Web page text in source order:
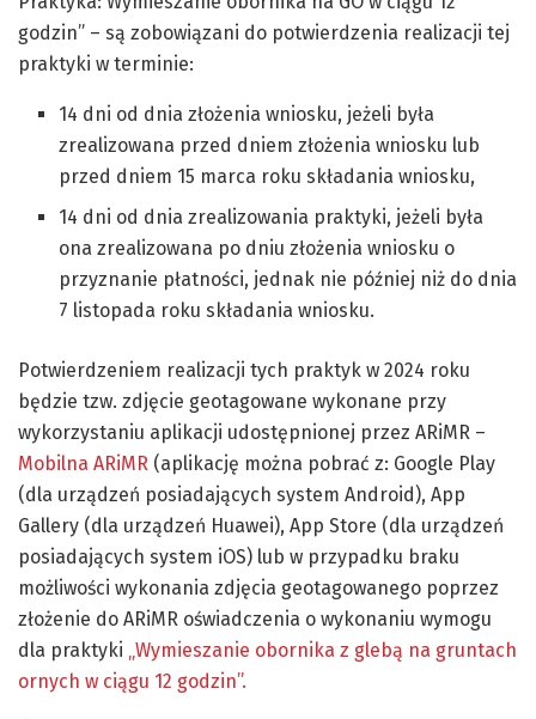
godzin” – są zobowiązani do potwierdzenia realizacji tej
praktyki w terminie:
14 dni od dnia złożenia wniosku, jeżeli była
zrealizowana przed dniem złożenia wniosku lub
przed dniem 15 marca roku składania wniosku,
14 dni od dnia zrealizowania praktyki, jeżeli była
ona zrealizowana po dniu złożenia wniosku o
przyznanie płatności, jednak nie później niż do dnia
7 listopada roku składania wniosku.
Potwierdzeniem realizacji tych praktyk w 2024 roku
będzie tzw. zdjęcie geotagowane wykonane przy
wykorzystaniu aplikacji udostępnionej przez ARiMR –
Mobilna ARiMR (aplikację można pobrać z: Google Play
(dla urządzeń posiadających system Android), App
Gallery (dla urządzeń Huawei), App Store (dla urządzeń
posiadających system iOS) lub w przypadku braku
możliwości wykonania zdjęcia geotagowanego poprzez
złożenie do ARiMR oświadczenia o wykonaniu wymogu
dla praktyki „Wymieszanie obornika z glebą na gruntach
ornych w ciągu 12 godzin”.